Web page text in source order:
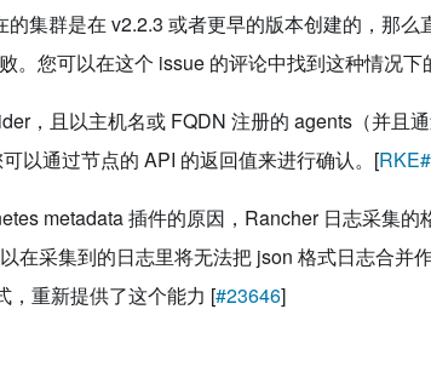
的集群是在 v2.2.3 或者更早的版本创建的，那么
。您可以在这个 issue 的评论中找到这种情况下
，且以主机名或 FQDN 注册的 agents（并且通
以通过节点的 API 的返回值来进行确认。[
metadata 插件的原因，Rancher 日志采集的
在采集到的日志里将无法把 json 格式日志合并
，重新提供了这个能力 [#23646]